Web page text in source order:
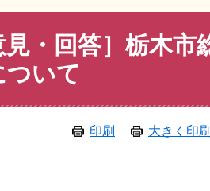
見・回答］栃木市
ついて
印刷 大きく印刷